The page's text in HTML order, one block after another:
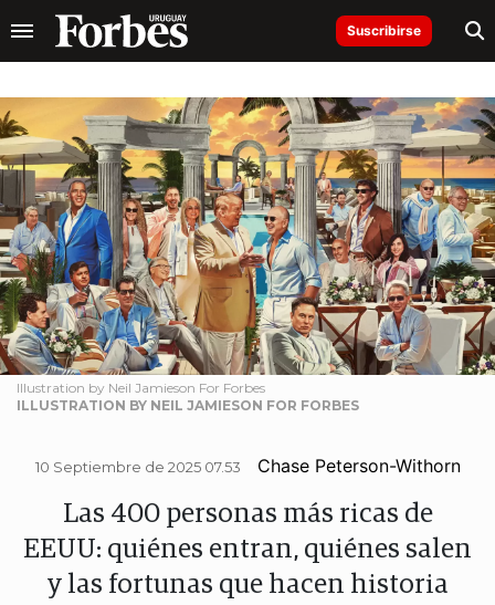
Suscribirse
Illustration by Neil Jamieson For Forbes
ILLUSTRATION BY NEIL JAMIESON FOR FORBES
10 Septiembre de 2025 07.53 Chase Peterson-Withorn
Las 400 personas más ricas de
EEUU: quiénes entran, quiénes salen
y las fortunas que hacen historia